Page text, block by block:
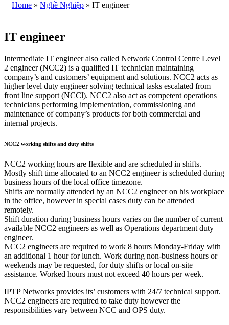
Home » Nghề Nghiệp » IT engineer
IT engineer
Intermediate IT engineer also called Network Control Centre Level
2 engineer (NCC2) is a qualified IT technician maintaining
company’s and customers’ equipment and solutions. NСC2 acts as
higher level duty engineer solving technical tasks escalated from
front line support (NCCl). NCC2 also act as competent operations
technicians performing implementation, commissioning and
maintenance of company’s products for both commercial and
internal projects.
NCC2 working shifts and duty shifts
NCC2 working hours are flexible and are scheduled in shifts.
Mostly shift time allocated to an NCC2 engineer is scheduled during
business hours of the local office timezone.
Shifts are normally attended by an NCC2 engineer on his workplace
in the office, however in special cases duty can be attended
remotely.
Shift duration during business hours varies on the number of current
available NCC2 engineers as well as Operations department duty
engineer.
NCC2 engineers are required to work 8 hours Monday-Friday with
an additional 1 hour for lunch. Work during non-business hours or
weekends may be requested, for duty shifts or local on-site
assistance. Worked hours must not exceed 40 hours per week.
IPTP Networks provides its’ customers with 24/7 technical support.
NCC2 engineers are required to take duty however the
responsibilities vary between NCC and OPS duty.